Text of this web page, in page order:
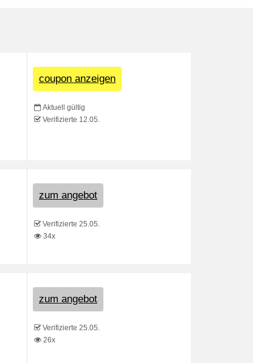
coupon anzeigen
Aktuell gültig
Verifizierte 12.05.
zum angebot
Verifizierte 25.05.
34x
zum angebot
Verifizierte 25.05.
26x